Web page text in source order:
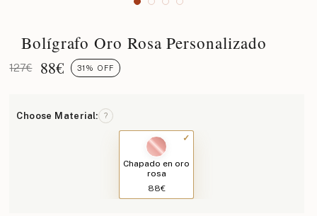
Bolígrafo Oro Rosa Personalizado
127€ 88€ 31% OFF
Choose Material: ?
Chapado en oro
rosa
88€